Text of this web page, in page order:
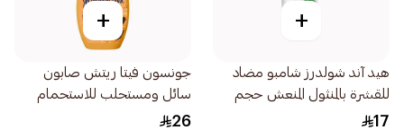
+
هيد آند شولدرز شامبو مضاد
للقشرة بالمنثول المنعش حجم
كبير 390مل
17
+
جونسون فيتا ريتش صابون
سائل ومستحلب للاستحمام
بخلاصة البابايا 400مل
26